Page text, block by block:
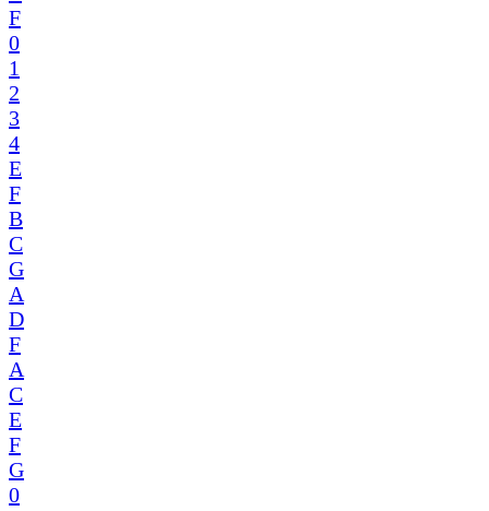
F
0
1
2
3
4
E
F
B
C
G
A
D
F
A
C
E
F
G
0